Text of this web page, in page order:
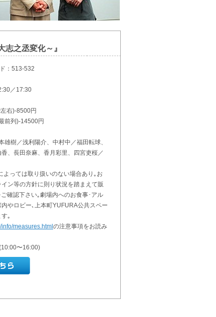
志之丞変化～』
：513-532
／17:30
右)-8500円
前列)-14500円
雄樹／浅利陽介、中村中／福田転球、
、長田奈麻、香月彩里、四宮吏桜／
っては取り扱いのない場合あり｡お
ン等の方針に則り状況を踏まえて販
確認下さい｡劇場内へのお食事･アル
やロビー､上本町YUFURA公共スペー
｡
measures.html の注意事項をお読み
〜16:00)